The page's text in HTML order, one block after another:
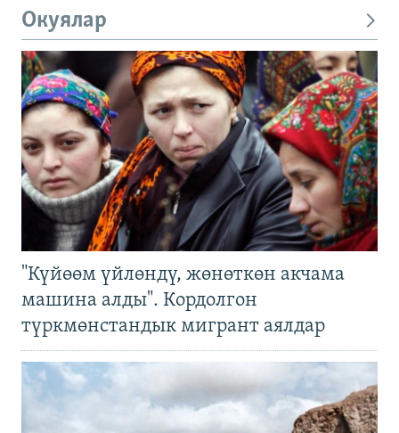
Окуялар
"Күйөөм үйлөндү, жөнөткөн акчама
машина алды". Кордолгон
түркмөнстандык мигрант аялдар